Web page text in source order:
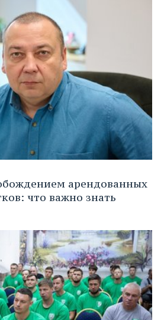
арендованных
что важно знать